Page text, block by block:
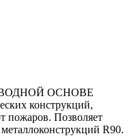
ВОДНОЙ ОСНОВЕ
конструкций,
пожаров. Позволяет
R90.